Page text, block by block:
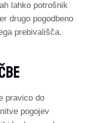
lahko potrošnik
drugo pogodbeno
prebivališča.
pravico do
pogojev